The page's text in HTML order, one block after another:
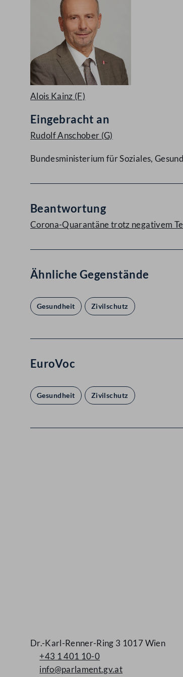
Alois Kainz (F)
Eingebracht an
Rudolf Anschober (G)
Bundesministerium für Soziales,
Beantwortung
Corona-Quarantäne trotz negativem
Ähnliche Gegenstände
Gesundheit Zivilschutz
EuroVoc
Gesundheit Zivilschutz
Dr.-Karl-Renner-Ring 3 1017 Wien
+43 1 401 10-0
info@parlament.gv.at